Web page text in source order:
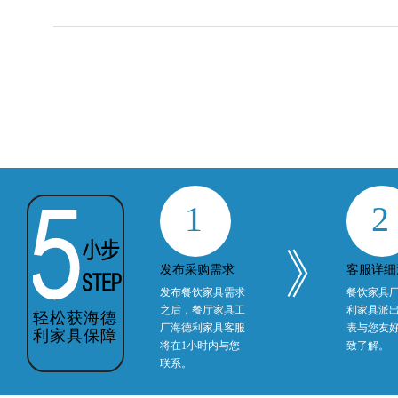
轻松获海德
利家具保障
1
发布采购需求
发布餐饮家具需求
之后，餐厅家具工
厂海德利家具客服
将在1小时内与您
联系。
》
2
客服详
餐饮家具
利家具派
表与您友
致了解。